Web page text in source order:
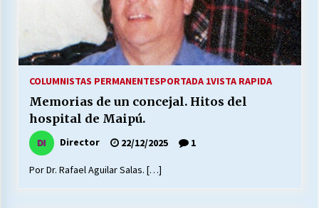
COLUMNISTAS PERMANENTESPORTADA 1VISTA RAPIDA
Memorias de un concejal. Hitos del
hospital de Maipú.
Director 22/12/2025 1
Por Dr. Rafael Aguilar Salas. […]